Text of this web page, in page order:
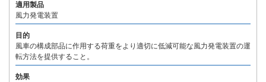
適用製品
風力発電装置
目的
風車の構成部品に作用する荷重をより適切に低減可能な風力発電装置の運
転方法を提供すること。
効果